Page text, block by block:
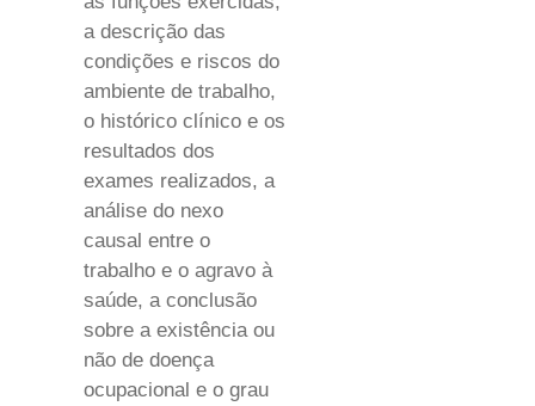
a descrição das
condições e riscos do
ambiente de trabalho,
o histórico clínico e os
resultados dos
exames realizados, a
análise do nexo
causal entre o
trabalho e o agravo à
saúde, a conclusão
sobre a existência ou
não de doença
ocupacional e o grau